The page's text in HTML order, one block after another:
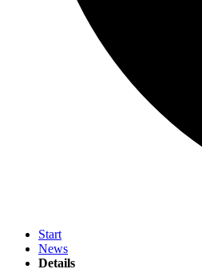
Start
News
Details